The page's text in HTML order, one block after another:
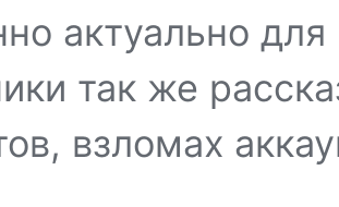
актуально
так же
взломах